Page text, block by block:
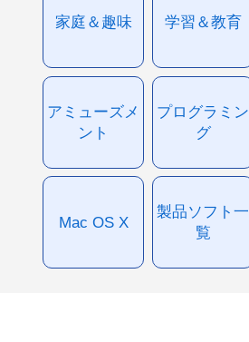
家庭＆趣味 学習＆教育
アミューズメ
ント
プログラミン
グ
Mac OS X
製品ソフト一
覧